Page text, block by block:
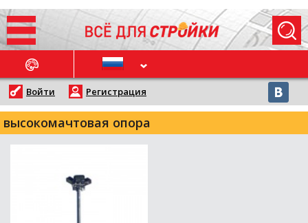
НОВОСТИ
Войти Регистрация
высокомачтовая опора